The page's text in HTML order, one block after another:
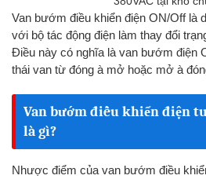
Van bướm điều khiển điện ON/Off là
với bộ tác động điện làm thay đổi
Điều này có nghĩa là van bướm điện
thái van từ đóng à mở hoặc mở à
Van bướm điều khiển điện
là gì?
Nhược điểm của van bướm điều